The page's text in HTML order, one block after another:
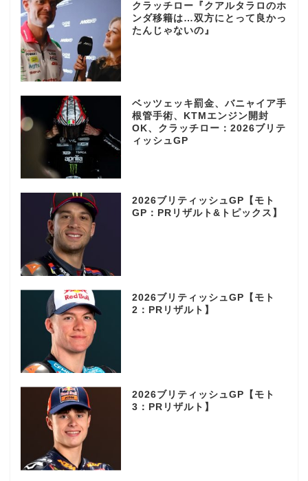
クラッチロー『クアルタラロのホ
ンダ移籍は…双方にとって良かっ
たんじゃないの』
ベッツェッキ罰金、バニャイア手
根管手術、KTMエンジン開封
OK、クラッチロー：2026ブリテ
ィッシュGP
2026ブリティッシュGP【モト
GP：PRリザルト&トピックス】
2026ブリティッシュGP【モト
2：PRリザルト】
2026ブリティッシュGP【モト
3：PRリザルト】